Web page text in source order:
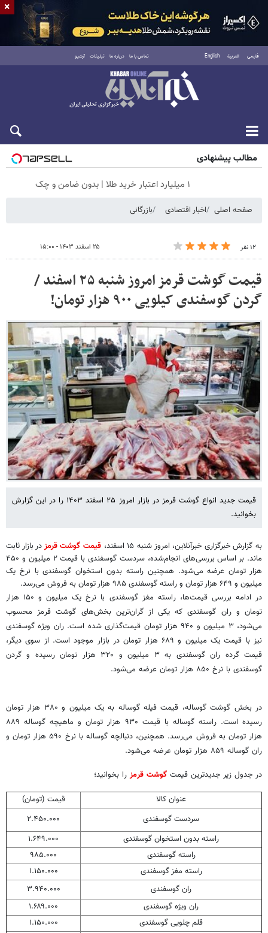
فارسی العربية English تماس با ما درباره ما تبلیغات آرشیو
شنبه ۱۷ مرداد ۱۴۰۵
مطالب پیشنهادی
۱ میلیارد اعتبار خرید طلا | بدون ضامن و چک
صفحه اصلی اخبار اقتصادی بازرگانی
۱۲ نفر ۲۵ اسفند ۱۴۰۳ - ۱۵:۰۰
قیمت گوشت قرمز امروز شنبه ۲۵ اسفند /
گردن گوسفندی کیلویی ۹۰۰ هزار تومان!
قیمت جدید انواع گوشت قرمز در بازار امروز ۲۵ اسفند ۱۴۰۳ را در این گزارش
بخوانید.
به گزارش خبرگزاری خبرآنلاین، امروز شنبه ۱۵ اسفند، قیمت گوشت قرمزدر بازار ثابت
ماند. بر اساس بررسی‌های انجام‌شده، سردست گوسفندی با قیمت ۲ میلیون و ۴۵۰
هزار تومان عرضه می‌شود. همچنین راسته بدون استخوان گوسفندی با نرخ یک
میلیون و ۶۴۹ هزار تومان و راسته گوسفندی ۹۸۵ هزار تومان به فروش می‌رسد.
در ادامه بررسی قیمت‌ها، راسته مغز گوسفندی با نرخ یک میلیون و ۱۵۰ هزار
تومان و ران گوسفندی که یکی از گران‌ترین بخش‌های گوشت قرمز محسوب
می‌شود، ۳ میلیون و ۹۴۰ هزار تومان قیمت‌گذاری شده است. ران ویژه گوسفندی
نیز با قیمت یک میلیون و ۶۸۹ هزار تومان در بازار موجود است. از سوی دیگر،
قیمت گرده ران گوسفندی به ۳ میلیون و ۳۲۰ هزار تومان رسیده و گردن
گوسفندی با نرخ ۸۵۰ هزار تومان عرضه می‌شود.
در بخش گوشت گوساله، قیمت فیله گوساله به یک میلیون و ۳۸۰ هزار تومان
رسیده است. راسته گوساله با قیمت ۹۳۰ هزار تومان و ماهیچه گوساله ۸۸۹
هزار تومان به فروش می‌رسد. همچنین، دنبالچه گوساله با نرخ ۵۹۰ هزار تومان و
ران گوساله ۸۵۹ هزار تومان عرضه می‌شود.
در جدول زیر جدیدترین قیمت گوشت قرمز را بخوانید؛
عنوان کالا
قیمت (تومان)
سردست گوسفندی
۲.۴۵۰.۰۰۰
راسته بدون استخوان گوسفندی
۱.۶۴۹.۰۰۰
راسته گوسفندی
۹۸۵.۰۰۰
راسته مغز گوسفندی
۱.۱۵۰.۰۰۰
ران گوسفندی
۳.۹۴۰.۰۰۰
ران ویژه گوسفندی
۱.۶۸۹.۰۰۰
قلم چلویی گوسفندی
۱.۱۵۰.۰۰۰
×